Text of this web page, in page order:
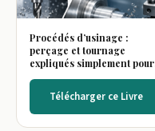
Procédés d’usinage :
perçage et tournage
expliqués simplement pour
de matière
Télécharger ce Livre